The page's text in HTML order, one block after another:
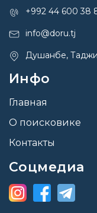
+992 44 600 38
info@doru.tj
Душанбе,
Инфо
Главная
О поисковике
Контакты
Соцмедиа